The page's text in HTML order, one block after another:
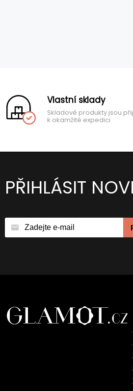
Vlastní sklady
Skladové produkty jsou
k okamžité expedici
PŘIHLÁSIT